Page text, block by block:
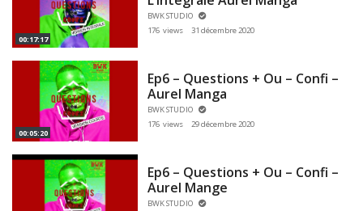
00:17:17
BWK STUDIO
176 views
31 décembre 2020
00:05:20
Ep6 – Questions + Ou – Confi –
Aurel Manga
BWK STUDIO
176 views
29 décembre 2020
Ep6 – Questions + Ou – Confi –
Aurel Mange
BWK STUDIO